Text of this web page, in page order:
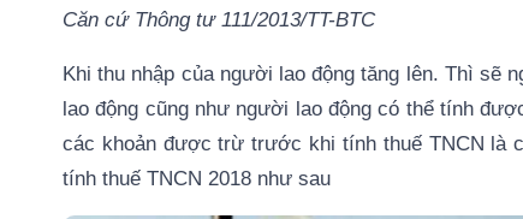
Căn cứ Thông tư 111/2013/TT-BTC
Khi thu nhập của người lao động tăng lên. Thì sẽ
lao động cũng như người lao động có thể tính
các khoản được trừ trước khi tính thuế TNCN là
tính thuế TNCN 2018 như sau